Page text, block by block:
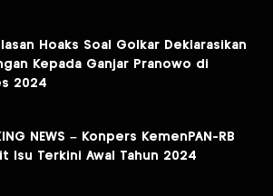
Hoaks Soal Golkar Deklarasikan
Kepada Ganjar Pranowo di
2024
NEWS – Konpers KemenPAN-RB
Isu Terkini Awal Tahun 2024